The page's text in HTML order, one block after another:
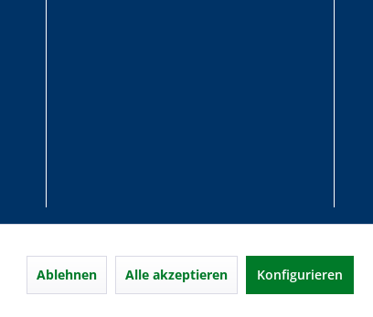
Ablehnen Alle akzeptieren Konfigurieren